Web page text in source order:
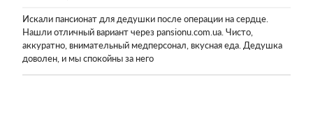
Искали пансионат для дедушки после операции на сердце.
Нашли отличный вариант через pansionu.com.ua. Чисто,
аккуратно, внимательный медперсонал, вкусная еда. Дедушка
доволен, и мы спокойны за него